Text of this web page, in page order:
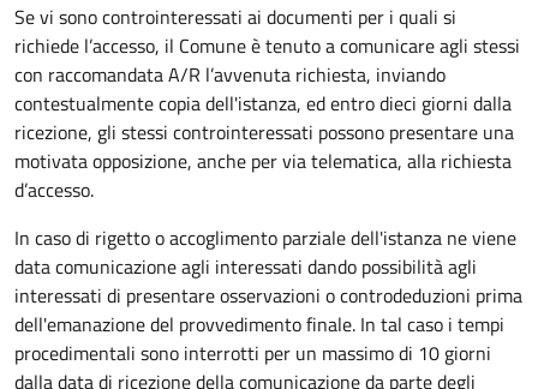
Se vi sono controinteressati ai documenti per i quali si
richiede l’accesso, il Comune è tenuto a comunicare agli stessi
con raccomandata A/R l’avvenuta richiesta, inviando
contestualmente copia dell'istanza, ed entro dieci giorni dalla
ricezione, gli stessi controinteressati possono presentare una
motivata opposizione, anche per via telematica, alla richiesta
d’accesso.
In caso di rigetto o accoglimento parziale dell'istanza ne viene
data comunicazione agli interessati dando possibilità agli
interessati di presentare osservazioni o controdeduzioni prima
dell'emanazione del provvedimento finale. In tal caso i tempi
procedimentali sono interrotti per un massimo di 10 giorni
dalla data di ricezione della comunicazione da parte degli